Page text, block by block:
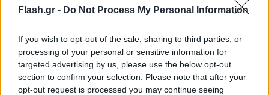
Flash.gr - Do Not Process My Personal Information
If you wish to opt-out of the sale, sharing to third parties, or
processing of your personal or sensitive information for
targeted advertising by us, please use the below opt-out
section to confirm your selection. Please note that after your
opt-out request is processed you may continue seeing